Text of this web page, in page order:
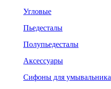
Угловые
Пьедесталы
Полупьедесталы
Аксессуары
Сифоны для умывальника